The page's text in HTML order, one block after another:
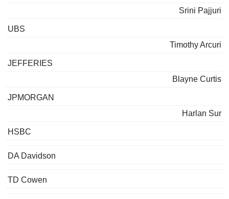
Srini Pajjuri
UBS
Timothy Arcuri
JEFFERIES
Blayne Curtis
JPMORGAN
Harlan Sur
HSBC
DA Davidson
TD Cowen